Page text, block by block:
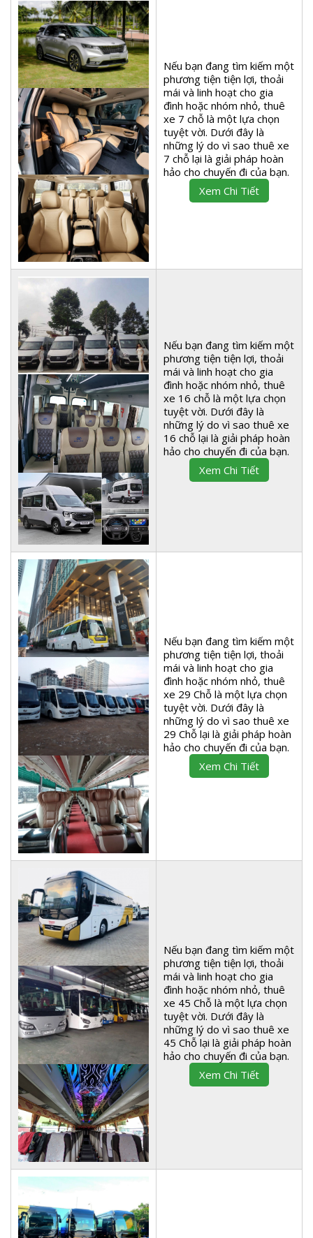
Nếu bạn đang tìm kiếm một
phương tiện tiện lợi, thoải
mái và linh hoạt cho gia
đình hoặc nhóm nhỏ, thuê
xe 7 chỗ là một lựa chọn
tuyệt vời. Dưới đây là
những lý do vì sao thuê xe
7 chỗ lại là giải pháp hoàn
hảo cho chuyến đi của bạn.
Xem Chi Tiết
Nếu bạn đang tìm kiếm một
phương tiện tiện lợi, thoải
mái và linh hoạt cho gia
đình hoặc nhóm nhỏ, thuê
xe 16 chỗ là một lựa chọn
tuyệt vời. Dưới đây là
những lý do vì sao thuê xe
16 chỗ lại là giải pháp hoàn
hảo cho chuyến đi của bạn.
Xem Chi Tiết
Nếu bạn đang tìm kiếm một
phương tiện tiện lợi, thoải
mái và linh hoạt cho gia
đình hoặc nhóm nhỏ, thuê
xe 29 Chỗ là một lựa chọn
tuyệt vời. Dưới đây là
những lý do vì sao thuê xe
29 Chỗ lại là giải pháp hoàn
hảo cho chuyến đi của bạn.
Xem Chi Tiết
Nếu bạn đang tìm kiếm một
phương tiện tiện lợi, thoải
mái và linh hoạt cho gia
đình hoặc nhóm nhỏ, thuê
xe 45 Chỗ là một lựa chọn
tuyệt vời. Dưới đây là
những lý do vì sao thuê xe
45 Chỗ lại là giải pháp hoàn
hảo cho chuyến đi của bạn.
Xem Chi Tiết